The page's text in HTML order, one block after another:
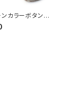
カラーボタン「1
（全4色）【A000